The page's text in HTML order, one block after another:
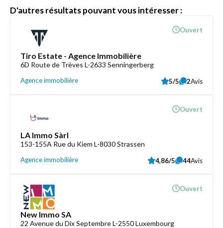
D'autres résultats pouvant vous intéresser :
Tiro Estate - Agence Immobilière
6D Route de Trèves L-2633 Senningerberg
Agence immobilière
Ouvert
5/5 2Avis
LA Immo Sàrl
153-155A Rue du Kiem L-8030 Strassen
Agence immobilière
Ouvert
4,86/5 44Avis
New Immo SA
22 Avenue du Dix Septembre L-2550 Luxembourg
Ouvert